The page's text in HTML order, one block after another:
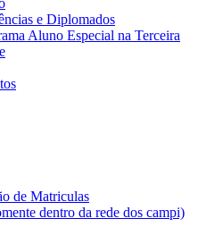
e Diplomados
Aluno Especial na Terceira
de Matriculas
dentro da rede dos campi)